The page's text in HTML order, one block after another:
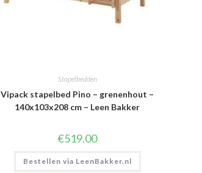
Stapelbedden
Vipack stapelbed Pino – grenenhout –
140x103x208 cm – Leen Bakker
€519.00
Bestellen via LeenBakker.nl